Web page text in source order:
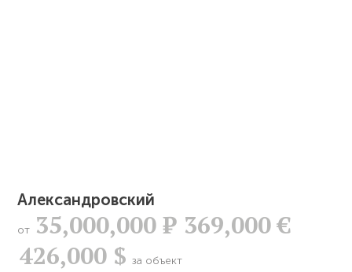
Александровский
от 35,000,000Р 369,000 €
426,000 $ за объект